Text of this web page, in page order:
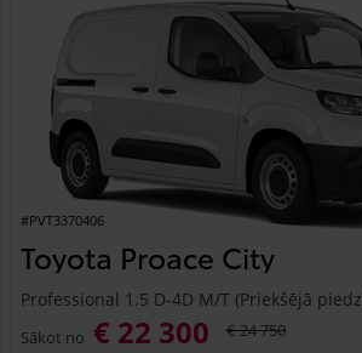
#PVT3370406
Toyota Proace City
Professional 1.5 D-4D M/T (Priekšējā
Sākot no € 22 300 € 24 750